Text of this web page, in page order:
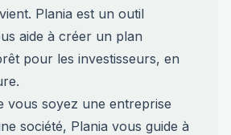
Plania est un outil
aide à créer un plan
pour les investisseurs, en
vous soyez une entreprise
société, Plania vous guide à